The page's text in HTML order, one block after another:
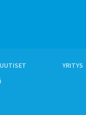
UUTISET YRITYS